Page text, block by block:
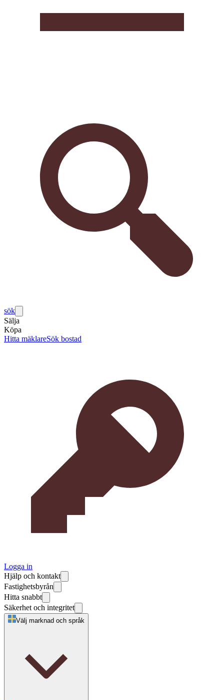
sök
Sälja
Köpa
Hitta mäklareSök bostad
Logga in
Hjälp och kontakt
Fastighetsbyrån
Hitta snabbt
Säkerhet och integritet
Välj marknad och språk